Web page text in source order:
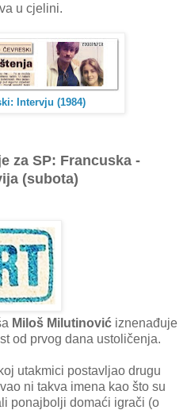
u cjelini.
Intervju (1984)
za SP: Francuska -
(subota)
Miloš Milutinovićiznenađuje
od prvog dana ustoličenja.
utakmici postavljao drugu
ni takva imena kao što su
ponajbolji domaći igrači (o